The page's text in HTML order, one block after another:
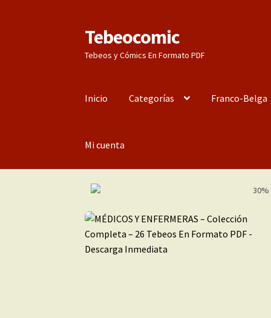
Ir
a
la
Ir
al
contenido
Tebeocomic
Tebeos y Cómics En Formato PDF
Inicio Categorías Franco-Belga
Mi cuenta